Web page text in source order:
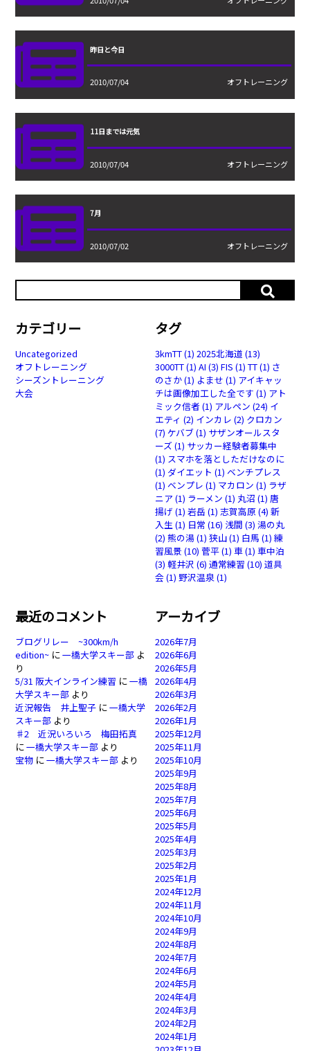
昨日と今日
2010/07/04 オフトレーニング
11日までは元気
2010/07/04 オフトレーニング
7月
2010/07/02 オフトレーニング
カテゴリー
Uncategorized
オフトレーニング
シーズントレーニング
大会
タグ
3kmTT(1) 2025北海道 (13)
3000TT(1) AI (3) FIS (1) TT(1) さ
のさか(1) よませ (1) アイキャッ
チは画像加工した全です (1) アト
ミック信者 (1) アルペン (24) イ
エティ (2) インカレ (2) クロカン
(7) ケバブ(1) サザンオールスタ
ーズ (1) サッカー経験者募集中
(1) スマホを落としただけなのに
(1) ダイエット (1) ベンチプレス
(1) ベンプレ (1) マカロン (1) ラザ
ニア (1) ラーメン (1) 丸沼 (1) 唐
揚げ (1) 岩岳 (1) 志賀高原(4) 新
入生(1) 日常 (16) 浅間 (3) 湯の丸
(2) 熊の湯(1) 狭山(1) 白馬 (1) 練
習風景(10) 菅平(1) 車(1) 車中泊
(3) 軽井沢 (6) 通常練習 (10) 道具
会 (1) 野沢温泉(1)
最近のコメント
ブログリレー ~300km/h
edition~ に一橋大学スキー部 よ
り
5/31 阪大インライン練習 に一橋
大学スキー部 より
近況報告 井上聖子 に一橋大学
スキー部 より
♯2 近況いろいろ 梅田拓真
に一橋大学スキー部 より
宝物 に一橋大学スキー部 より
アーカイブ
2026年7月
2026年6月
2026年5月
2026年4月
2026年3月
2026年2月
2026年1月
2025年12月
2025年11月
2025年10月
2025年9月
2025年8月
2025年7月
2025年6月
2025年5月
2025年4月
2025年3月
2025年2月
2025年1月
2024年12月
2024年11月
2024年10月
2024年9月
2024年8月
2024年7月
2024年6月
2024年5月
2024年4月
2024年3月
2024年2月
2024年1月